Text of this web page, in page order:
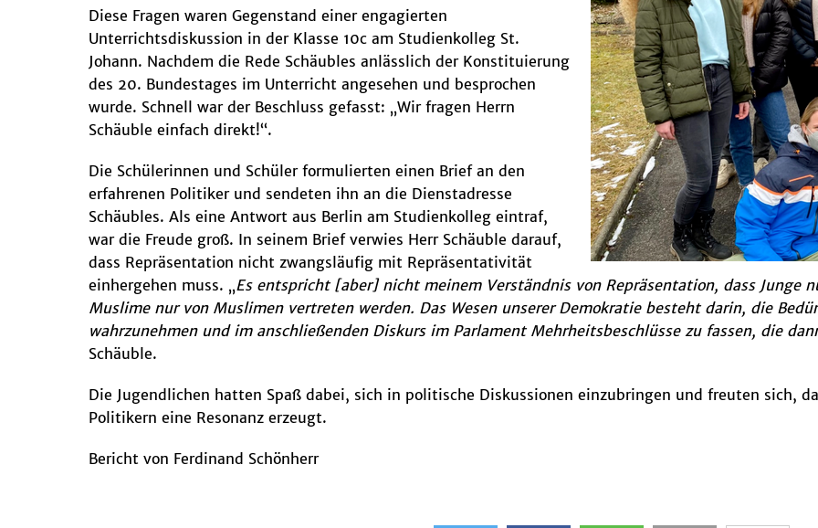
Diese Fragen waren Gegenstand einer engagierten
Unterrichtsdiskussion in der Klasse 10c am Studienkolleg St.
Johann. Nachdem die Rede Schäubles anlässlich der Konstituierung
des 20. Bundestages im Unterricht angesehen und besprochen
wurde. Schnell war der Beschluss gefasst: „Wir fragen Herrn
Schäuble einfach direkt!“.
Die Schülerinnen und Schüler formulierten einen Brief an den
erfahrenen Politiker und sendeten ihn an die Dienstadresse
Schäubles. Als eine Antwort aus Berlin am Studienkolleg eintraf,
war die Freude groß. In seinem Brief verwies Herr Schäuble darauf,
dass Repräsentation nicht zwangsläufig mit Repräsentativität
einhergehen muss. „Es entspricht [aber] nicht meinem Verständnis von Repräsentation, dass Junge
Muslime nur von Muslimen vertreten werden. Das Wesen unserer Demokratie besteht darin, die
wahrzunehmen und im anschließenden Diskurs im Parlament Mehrheitsbeschlüsse zu fassen, die
Schäuble.
Die Jugendlichen hatten Spaß dabei, sich in politische Diskussionen einzubringen und freuten sich,
Politikern eine Resonanz erzeugt.
Bericht von Ferdinand Schönherr